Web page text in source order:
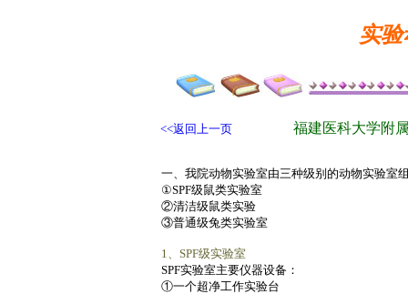
实
<<返回上一页 福建医科大学附
一、我院动物实验室由三种级别的动物实验室
①SPF级鼠类实验室
②清洁级鼠类实验
③普通级兔类实验室
1、SPF级实验室
SPF实验室主要仪器设备：
①一个超净工作实验台